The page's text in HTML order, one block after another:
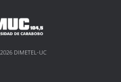
2026 DIMETEL-UC